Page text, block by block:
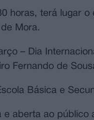
horas, terá lugar
Mora.
– Dia
Fernando de
Básica e
e aberta ao